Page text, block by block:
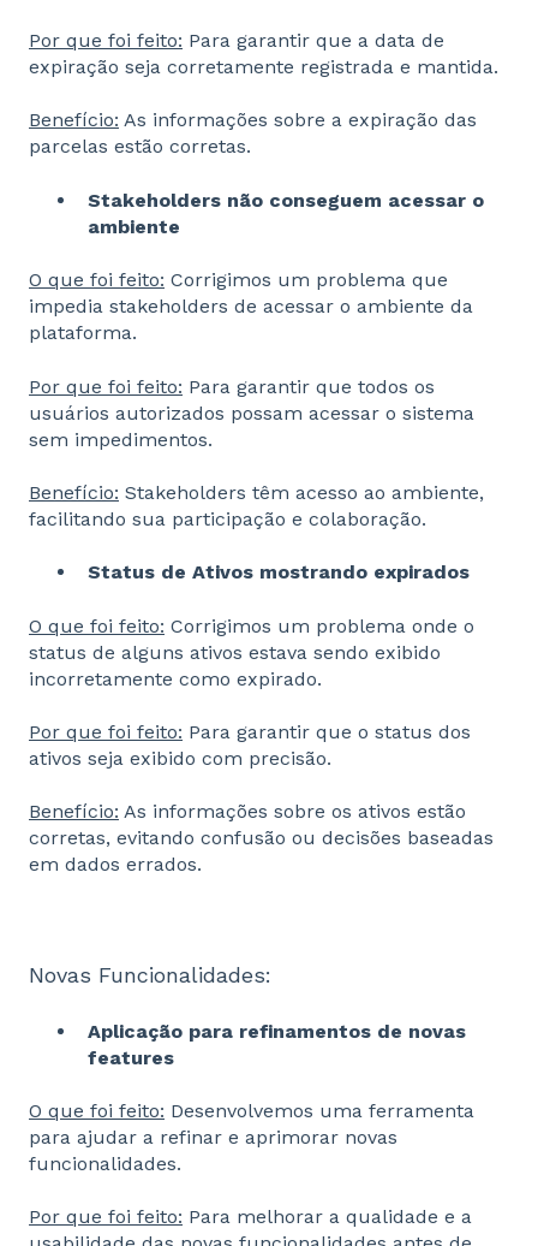
Por que foi feito: Para garantir que a data de
expiração seja corretamente registrada e mantida.
Benefício: As informações sobre a expiração das
parcelas estão corretas.
Stakeholders não conseguem acessar o
ambiente
O que foi feito: Corrigimos um problema que
impedia stakeholders de acessar o ambiente da
plataforma.
Por que foi feito: Para garantir que todos os
usuários autorizados possam acessar o sistema
sem impedimentos.
Benefício: Stakeholders têm acesso ao ambiente,
facilitando sua participação e colaboração.
Status de Ativos mostrando expirados
O que foi feito: Corrigimos um problema onde o
status de alguns ativos estava sendo exibido
incorretamente como expirado.
Por que foi feito: Para garantir que o status dos
ativos seja exibido com precisão.
Benefício: As informações sobre os ativos estão
corretas, evitando confusão ou decisões baseadas
em dados errados.
Novas Funcionalidades:
Aplicação para refinamentos de novas
features
O que foi feito: Desenvolvemos uma ferramenta
para ajudar a refinar e aprimorar novas
funcionalidades.
Por que foi feito: Para melhorar a qualidade e a